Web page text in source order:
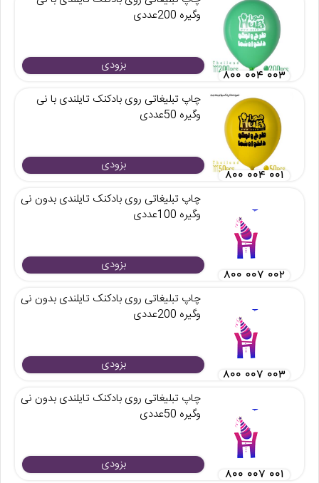
وگیره 200عددی
بزودی
۸۰۰ ۰۰۴ ۰۰۳
چاپ تبلیغاتی روی بادکنک تایلندی با نی
وگیره 50عددی
بزودی
۸۰۰ ۰۰۴ ۰۰۱
چاپ تبلیغاتی روی بادکنک تایلندی بدون نی
وگیره 100عددی
بزودی
۸۰۰ ۰۰۷ ۰۰۲
چاپ تبلیغاتی روی بادکنک تایلندی بدون نی
وگیره 200عددی
بزودی
۸۰۰ ۰۰۷ ۰۰۳
چاپ تبلیغاتی روی بادکنک تایلندی بدون نی
وگیره 50عددی
بزودی
۸۰۰ ۰۰۷ ۰۰۱